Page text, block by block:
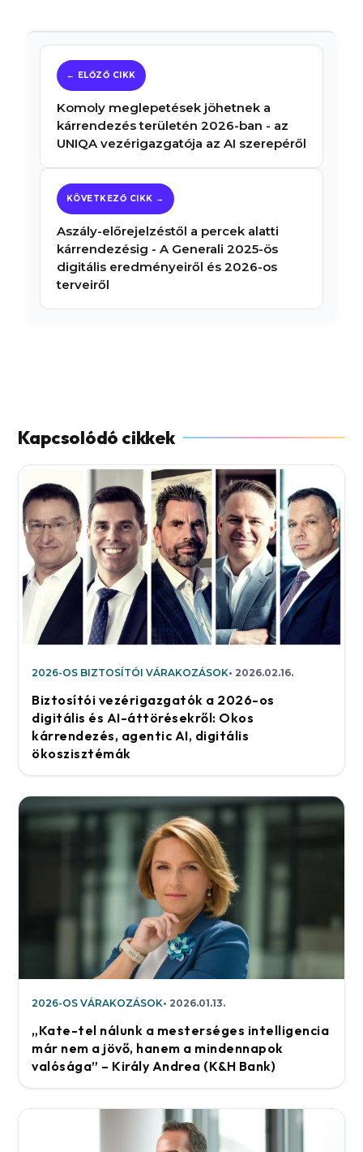
Komoly meglepetések jöhetnek a
kárrendezés területén 2026-ban - az
UNIQA vezérigazgatója az AI szerepéről
Aszály-előrejelzéstől a percek alatti
kárrendezésig - A Generali 2025-ös
digitális eredményeiről és 2026-os
terveiről
2026-OS BIZTOSÍTÓI VÁRAKOZÁSOK 2026.02.16.
Biztosítói vezérigazgatók a 2026-os
digitális és AI-áttörésekről: Okos
kárrendezés, agentic AI, digitális
ökoszisztémák
2026-OS VÁRAKOZÁSOK 2026.01.13.
„Kate-tel nálunk a mesterséges intelligencia
már nem a jövő, hanem a mindennapok
valósága” – Király Andrea (K&H Bank)